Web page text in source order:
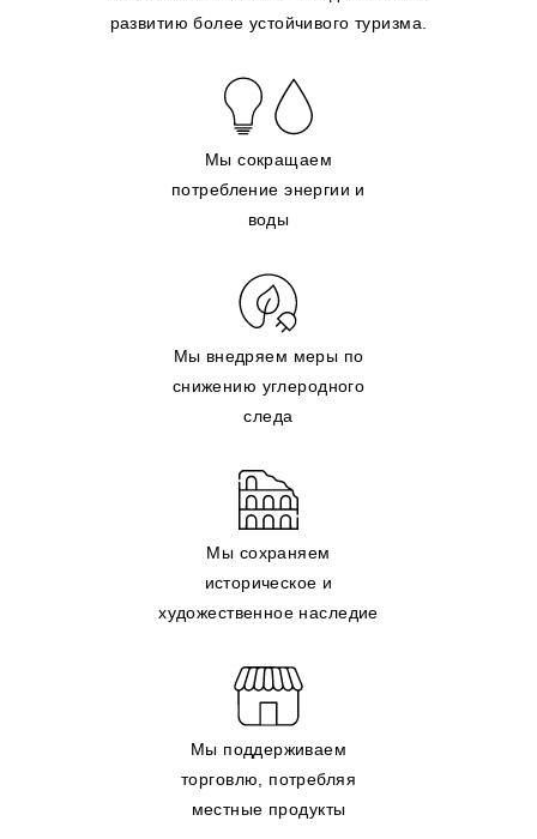
развитию более устойчивого туризма.
Мы сокращаем
потребление энергии и
воды
Мы внедряем меры по
снижению углеродного
следа
Мы сохраняем
историческое и
художественное наследие
Мы поддерживаем
торговлю, потребляя
местные продукты